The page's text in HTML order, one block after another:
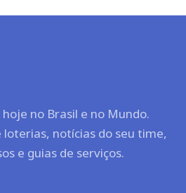
no Brasil e no Mundo.
notícias do seu time,
e guias de serviços.